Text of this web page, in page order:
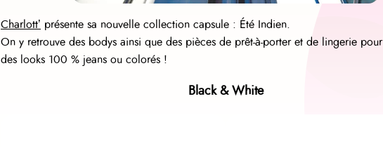
Charlott’ présente sa nouvelle collection capsule : Été Indien.
On y retrouve des bodys ainsi que des pièces de prêt-à-porter et de lingerie
des looks 100 % jeans ou colorés !
Black & White